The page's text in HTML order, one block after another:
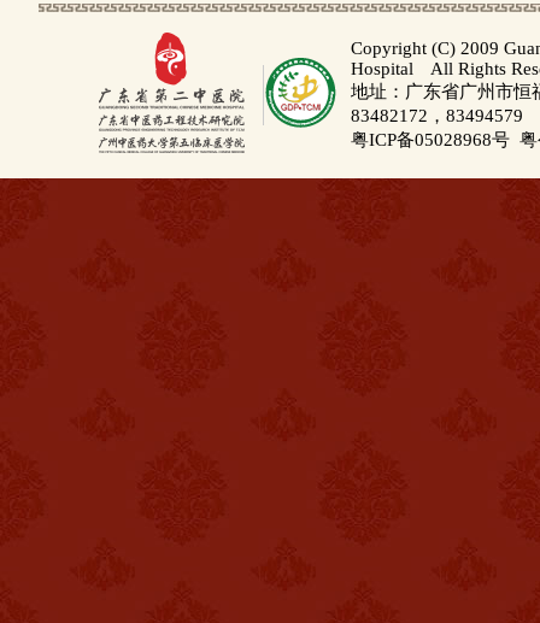
Copyright (C) 2009
Hospital All Rights
地址：广东省广州市
83482172，83494579
粤ICP备05028968号